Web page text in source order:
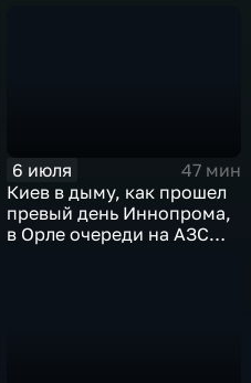
6 июля
47 мин
Киев в дыму, как прошел
превый день Иннопрома,
в Орле очереди на АЗС